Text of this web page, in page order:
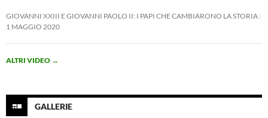
GIOVANNI XXIII E GIOVANNI PAOLO II: I PAPI CHE CAMBIARONO LA STORIA
1 MAGGIO 2020
ALTRI VIDEO →
GALLERIE